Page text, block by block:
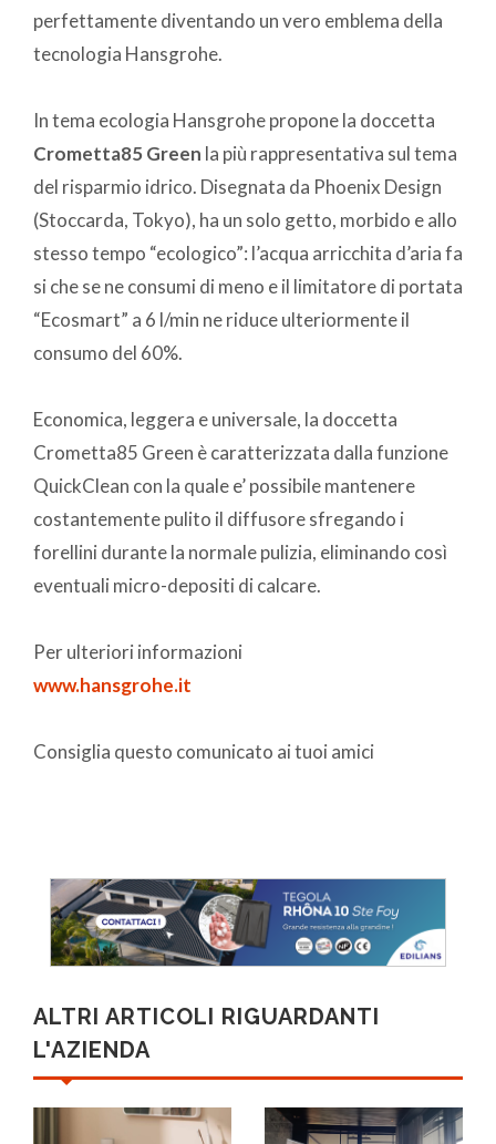
perfettamente diventando un vero emblema della
tecnologia Hansgrohe.
In tema ecologia Hansgrohe propone la doccetta
Crometta85 Green la più rappresentativa sul tema
del risparmio idrico. Disegnata da Phoenix Design
(Stoccarda, Tokyo), ha un solo getto, morbido e allo
stesso tempo “ecologico”: l’acqua arricchita d’aria fa
si che se ne consumi di meno e il limitatore di portata
“Ecosmart” a 6 l/min ne riduce ulteriormente il
consumo del 60%.
Economica, leggera e universale, la doccetta
Crometta85 Green è caratterizzata dalla funzione
QuickClean con la quale e’ possibile mantenere
costantemente pulito il diffusore sfregando i
forellini durante la normale pulizia, eliminando così
eventuali micro-depositi di calcare.
Per ulteriori informazioni
www.hansgrohe.it
Consiglia questo comunicato ai tuoi amici
ALTRI ARTICOLI RIGUARDANTI
L'AZIENDA